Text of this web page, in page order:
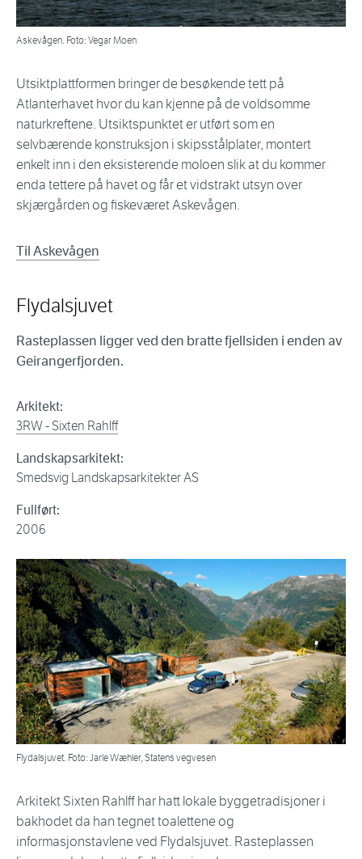
Askevågen. Foto: Vegar Moen
Utsiktplattformen bringer de besøkende tett på
Atlanterhavet hvor du kan kjenne på de voldsomme
naturkreftene. Utsiktspunktet er utført som en
selvbærende konstruksjon i skipsstålplater, montert
enkelt inn i den eksisterende moloen slik at du kommer
enda tettere på havet og får et vidstrakt utsyn over
skjærgården og fiskeværet Askevågen.
Til Askevågen
Flydalsjuvet
Rasteplassen ligger ved den bratte fjellsiden i enden av
Geirangerfjorden.
Arkitekt:
3RW - Sixten Rahlff
Landskapsarkitekt:
Smedsvig Landskapsarkitekter AS
Fullført:
2006
Flydalsjuvet. Foto: Jarle Wæhler, Statens vegvesen
Arkitekt Sixten Rahlff har hatt lokale byggetradisjoner i
bakhodet da han tegnet toalettene og
informasjonstavlene ved Flydalsjuvet. Rasteplassen